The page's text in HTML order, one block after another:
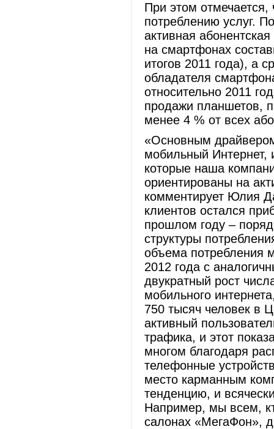
При этом отмечается,
потреблению услуг.
активная
на смартфонах
итогов 2011 года), а
обладателя
относительно 2011
продажи планшетов,
менее 4 % от всех
«Основным
мобильный Интернет,
которые наша
ориентированы на
комментирует Юлия
клиентов остался
прошлом году –
структуры
объема потребления
2012 года с
двукратный рост
мобильного
750 тысяч человек в
активный
трафика, и этот
многом благодаря
телефонные
место карманным
тенденцию, и
Например, мы всем,
салонах «МегаФон»,